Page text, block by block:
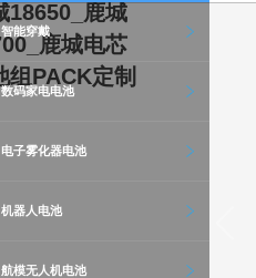
智能穿戴
数码家电电池
电子雾化器电池
机器人电池
航模无人机电池